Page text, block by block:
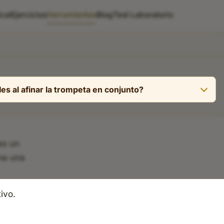
al afinar la trompeta en conjunto?
Ejercicios Herramientas Blog Test Laboratorio
un
una